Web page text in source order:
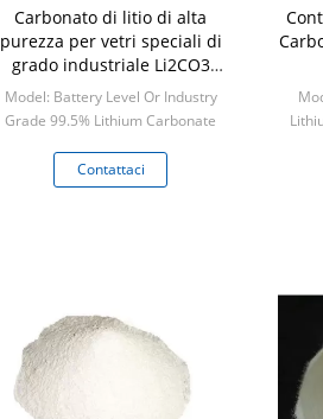
Carbonato di litio di alta
purezza per vetri speciali di
grado industriale Li2CO3
Contenuto ≥99,5%
Model: Battery Level Or Industry
Grade 99.5% Lithium Carbonate
Min: 1 kilogram
Contattaci